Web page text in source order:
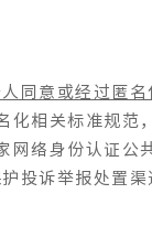
同意或经过匿名
相关标准规范
络身份认证公
投诉举报处置渠